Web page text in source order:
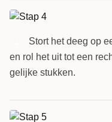
Stort het deeg op
en rol het uit tot een
gelijke stukken.